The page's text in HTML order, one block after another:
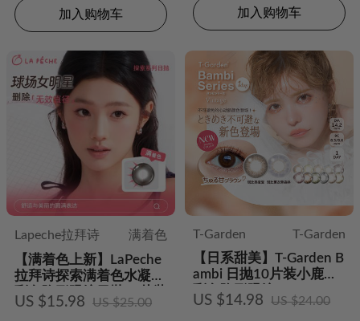
加入购物车 加入购物车
Lapeche拉拜诗
满着色
【满着色上新】LaPeche
拉拜诗探索满着色水凝胶
彩色隐形眼镜日抛10片装
US $15.98 US $25.00
T-Garden
T-Garden
【日系甜美】T-Garden B
ambi 日抛10片装小鹿眼
彩色隐形眼镜
US $14.98 US $24.00